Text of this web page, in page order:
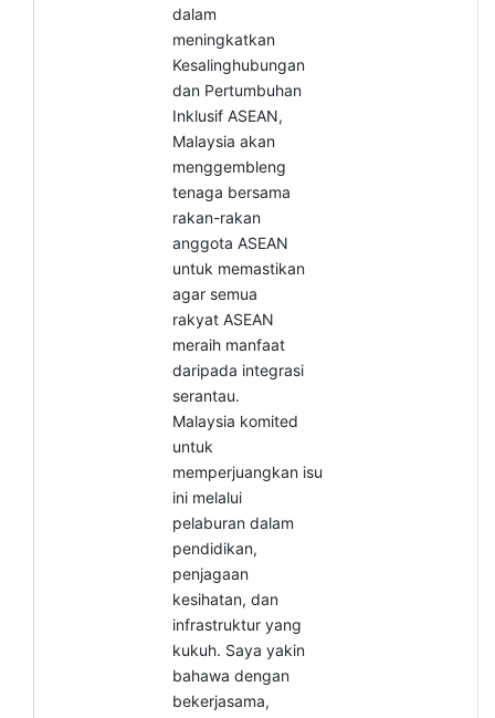
dalam
meningkatkan
Kesalinghubungan
dan Pertumbuhan
Inklusif ASEAN,
Malaysia akan
menggembleng
tenaga bersama
rakan-rakan
anggota ASEAN
untuk memastikan
agar semua
rakyat ASEAN
meraih manfaat
daripada integrasi
serantau.
Malaysia komited
untuk
memperjuangkan isu
ini melalui
pelaburan dalam
pendidikan,
penjagaan
kesihatan, dan
infrastruktur yang
kukuh. Saya yakin
bahawa dengan
bekerjasama,